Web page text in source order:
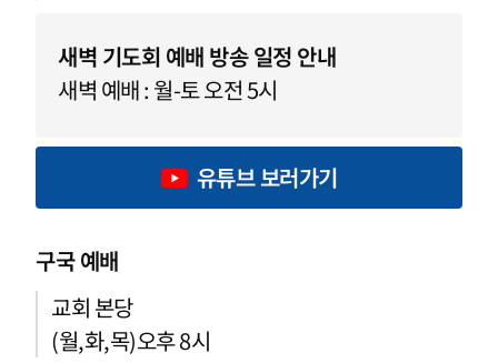
새벽 기도회 예배 방송 일정 안내
새벽 예배 : 월-토 오전 5시
유튜브 보러가기
구국 예배
교회 본당
(월,화,목)오후 8시